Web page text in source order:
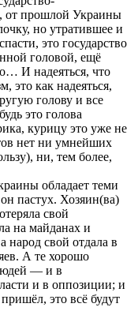
от прошлой Украины
но утратившее и
это государство
головой, ещё
И надеяться, что
это как надеяться,
голову и все
это голова
курицу это уже не
нет ни умнейших
ни, тем более,
обладает теми
пастух. Хозяин(ва)
свой
на майданах и
народ свой отдала в
А те хорошо
— и в
и в оппозиции; и
это всё будут